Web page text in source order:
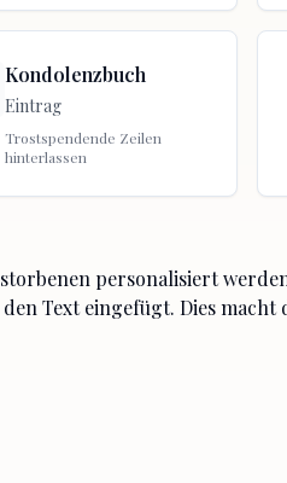
Kondolenzbuch
Eintrag
Trostspendende Zeilen
hinterlassen
personalisiert
Text eingefügt. Dies